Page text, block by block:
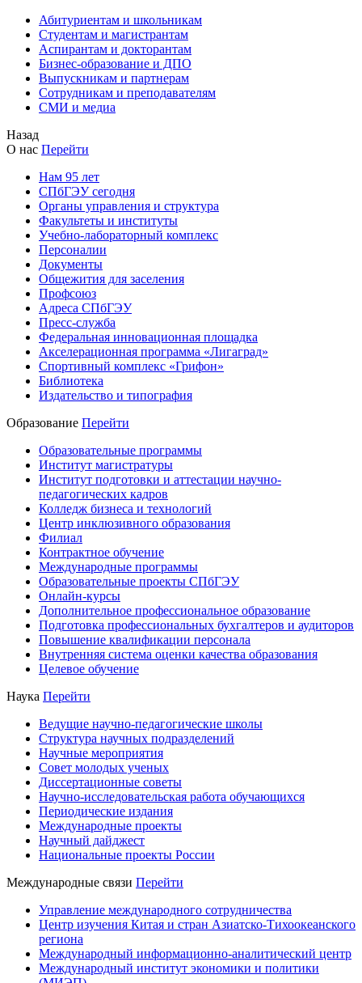
Абитуриентам и школьникам
Студентам и магистрантам
Аспирантам и докторантам
Бизнес-образование и ДПО
Выпускникам и партнерам
Сотрудникам и преподавателям
СМИ и медиа
Назад
О нас Перейти
Нам 95 лет
СПбГЭУ сегодня
Органы управления и структура
Факультеты и институты
Учебно-лабораторный комплекс
Персоналии
Документы
Общежития для заселения
Профсоюз
Адреса СПбГЭУ
Пресс-служба
Федеральная инновационная площадка
Акселерационная программа «Лигаград»­­
Спортивный комплекс «Грифон»
Библиотека
Издательство и типография
Образование Перейти
Образовательные программы
Институт магистратуры
Институт подготовки и аттестации научно-
педагогических кадров
Колледж бизнеса и технологий
Центр инклюзивного образования
Филиал
Контрактное обучение
Международные программы
Образовательные проекты СПбГЭУ
Онлайн-курсы
Дополнительное профессиональное образование
Подготовка профессиональных бухгалтеров и аудиторов
Повышение квалификации персонала
Внутренняя система оценки качества образования
Целевое обучение
Наука Перейти
Ведущие научно-педагогические школы
Структура научных подразделений
Научные мероприятия
Совет молодых ученых
Диссертационные советы
Научно-исследовательская работа обучающихся
Периодические издания
Международные проекты
Научный дайджест
Национальные проекты России
Международные связи Перейти
Управление международного сотрудничества
Центр изучения Китая и стран Азиатско-Тихоокеанского
региона
Международный информационно-аналитический центр
Международный институт экономики и политики